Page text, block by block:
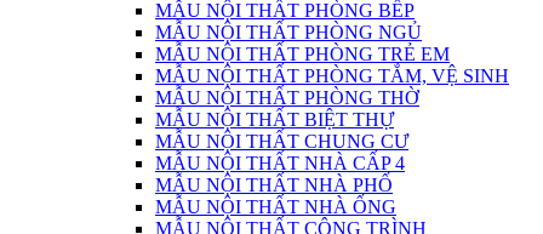
MẪU NỘI THẤT PHÒNG BẾP
MẪU NỘI THẤT PHÒNG NGỦ
MẪU NỘI THẤT PHÒNG TRẺ EM
MẪU NỘI THẤT PHÒNG TẮM, VỆ SINH
MẪU NỘI THẤT PHÒNG THỜ
MẪU NỘI THẤT BIỆT THỰ
MẪU NỘI THẤT CHUNG CƯ
MẪU NỘI THẤT NHÀ CẤP 4
MẪU NỘI THẤT NHÀ PHỐ
MẪU NỘI THẤT NHÀ ỐNG
MẪU NỘI THẤT CÔNG TRÌNH